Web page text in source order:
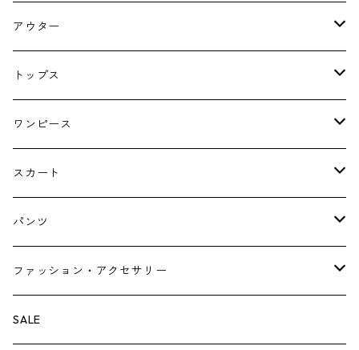
アウター
コート
ジャケット
トップス
ブラウス・シャツ
Tシャツ・スウェット・パーカー
ニット・カーディガン
ベスト・ジレ
ワンピース
キャミソールワンピース
ジャンパースカート
スカート
ペチスカート
パンツ
レギンス
ペチパンツ
ファッション・アクセサリー
バック
SALE